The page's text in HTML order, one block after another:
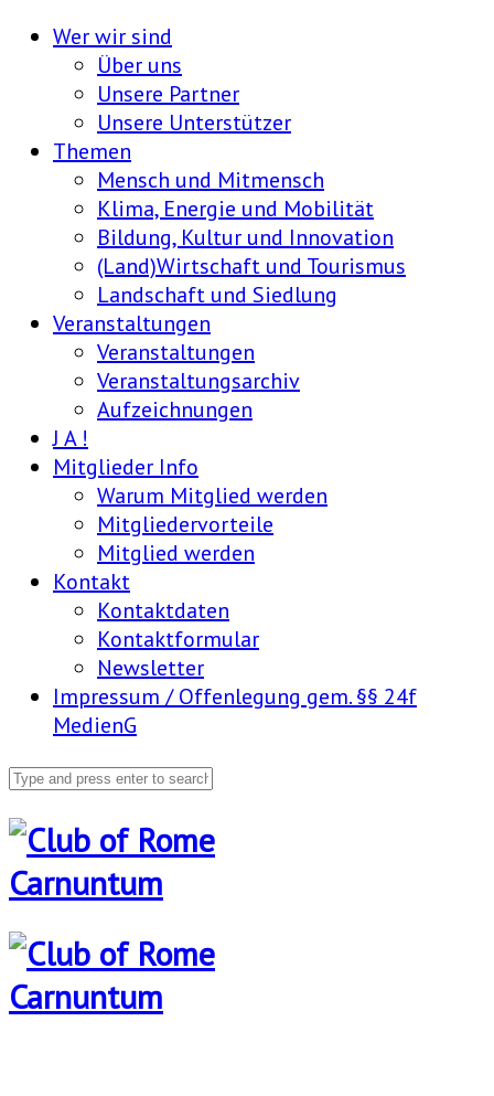
Wer wir sind
Über uns
Unsere Partner
Unsere Unterstützer
Themen
Mensch und Mitmensch
Klima, Energie und Mobilität
Bildung, Kultur und Innovation
(Land)Wirtschaft und Tourismus
Landschaft und Siedlung
Veranstaltungen
Veranstaltungen
Veranstaltungsarchiv
Aufzeichnungen
J A !
Mitglieder Info
Warum Mitglied werden
Mitgliedervorteile
Mitglied werden
Kontakt
Kontaktdaten
Kontaktformular
Newsletter
Impressum / Offenlegung gem. §§ 24f
MedienG